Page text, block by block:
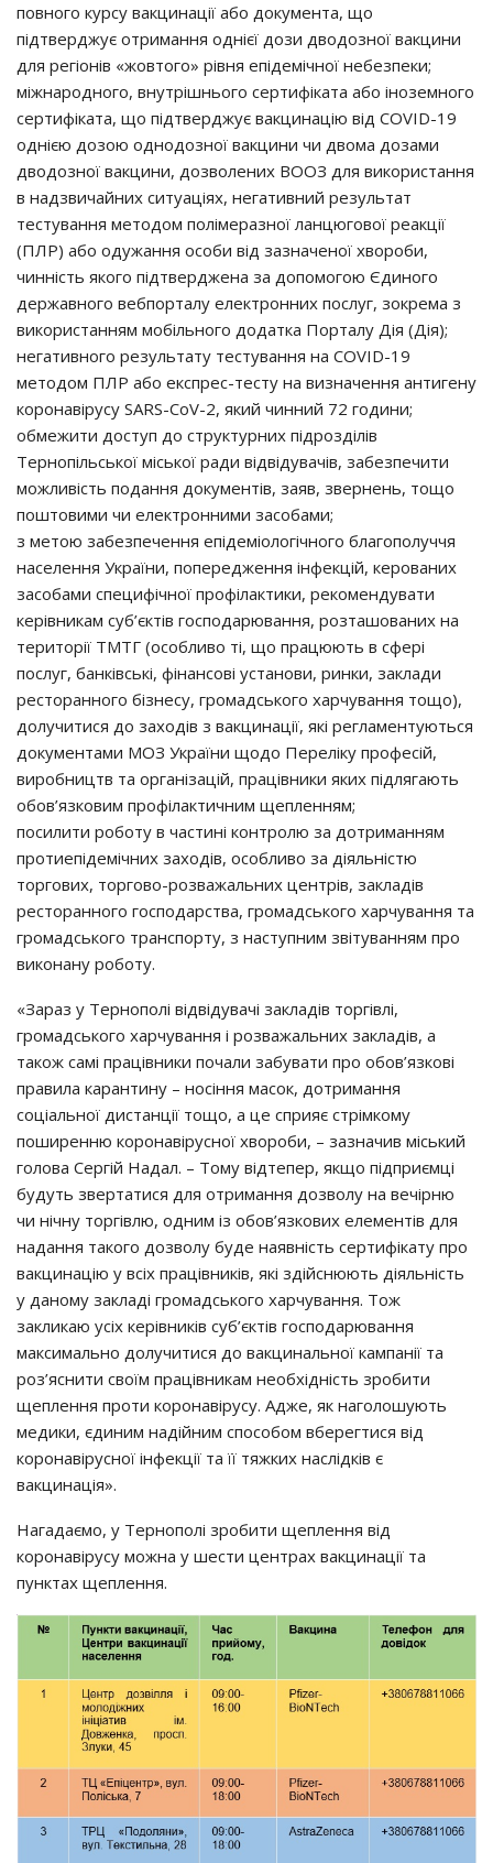
повного курсу вакцинації або документа, що
підтверджує отримання однієї дози дводозної вакцини
для регіонів «жовтого» рівня епідемічної небезпеки;
міжнародного, внутрішнього сертифіката або іноземного
сертифіката, що підтверджує вакцинацію від COVID-19
однією дозою однодозної вакцини чи двома дозами
дводозної вакцини, дозволених ВООЗ для використання
в надзвичайних ситуаціях, негативний результат
тестування методом полімеразної ланцюгової реакції
(ПЛР) або одужання особи від зазначеної хвороби,
чинність якого підтверджена за допомогою Єдиного
державного вебпорталу електронних послуг, зокрема з
використанням мобільного додатка Порталу Дія (Дія);
негативного результату тестування на COVID-19
методом ПЛР або експрес-тесту на визначення антигену
коронавірусу SARS-CoV-2, який чинний 72 години;
обмежити доступ до структурних підрозділів
Тернопільської міської ради відвідувачів, забезпечити
можливість подання документів, заяв, звернень, тощо
поштовими чи електронними засобами;
з метою забезпечення епідеміологічного благополуччя
населення України, попередження інфекцій, керованих
засобами специфічної профілактики, рекомендувати
керівникам суб’єктів господарювання, розташованих на
території ТМТГ (особливо ті, що працюють в сфері
послуг, банківські, фінансові установи, ринки, заклади
ресторанного бізнесу, громадського харчування тощо),
долучитися до заходів з вакцинації, які регламентуються
документами МОЗ України щодо Переліку професій,
виробництв та організацій, працівники яких підлягають
обов’язковим профілактичним щепленням;
посилити роботу в частині контролю за дотриманням
протиепідемічних заходів, особливо за діяльністю
торгових, торгово-розважальних центрів, закладів
ресторанного господарства, громадського харчування та
громадського транспорту, з наступним звітуванням про
виконану роботу.
«Зараз у Тернополі відвідувачі закладів торгівлі,
громадського харчування і розважальних закладів, а
також самі працівники почали забувати про обов’язкові
правила карантину – носіння масок, дотримання
соціальної дистанції тощо, а це сприяє стрімкому
поширенню коронавірусної хвороби, – зазначив міський
голова Сергій Надал. – Тому відтепер, якщо підприємці
будуть звертатися для отримання дозволу на вечірню
чи нічну торгівлю, одним із обов’язкових елементів для
надання такого дозволу буде наявність сертифікату про
вакцинацію у всіх працівників, які здійснюють діяльність
у даному закладі громадського харчування. Тож
закликаю усіх керівників суб’єктів господарювання
максимально долучитися до вакцинальної кампанії та
роз’яснити своїм працівникам необхідність зробити
щеплення проти коронавірусу. Адже, як наголошують
медики, єдиним надійним способом вберегтися від
коронавірусної інфекції та її тяжких наслідків є
вакцинація».
Нагадаємо, у Тернополі зробити щеплення від
коронавірусу можна у шести центрах вакцинації та
пунктах щеплення.